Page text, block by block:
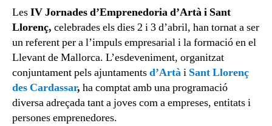
LesIV Jornades d’Emprenedoria d’Artà i Sant
Llorenç, celebrades els dies 2 i 3 d’abril, han tornat a ser
un referent per a l’impuls empresarial i la formació en el
Llevant de Mallorca. L’esdeveniment, organitzat
conjuntament pels ajuntamentsd’Artài Sant Llorenç
des Cardassar, ha comptat amb una programació
diversa adreçada tant a joves com a empreses, entitats i
persones emprenedores.